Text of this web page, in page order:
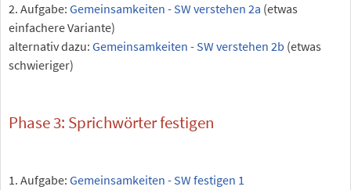
2. Aufgabe: Gemeinsamkeiten - SW verstehen 2a (etwas
einfachere Variante)
alternativ dazu: Gemeinsamkeiten - SW verstehen 2b (etwas
schwieriger)
Phase 3: Sprichwörter festigen
1. Aufgabe: Gemeinsamkeiten - SW festigen 1